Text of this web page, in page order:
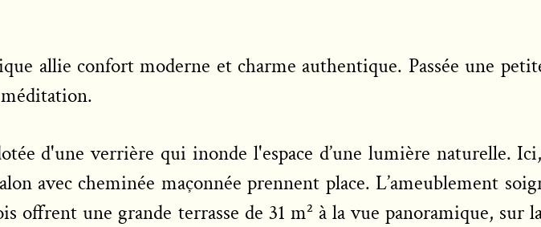
allie confort moderne et charme authentique. Passée une
d'une verrière qui inonde l'espace d’une lumière naturelle.
avec cheminée maçonnée prennent place. L’ameublement
offrent une grande terrasse de 31 m² à la vue panoramique, sur